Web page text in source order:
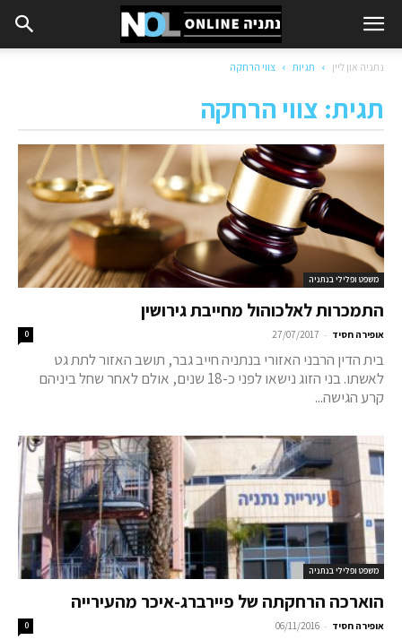
נתניה און ליין תגיות צווי הרחקה
תגית: צווי הרחקה
משפט ופלילי בנתניה
התמכרות לאלכוהול מחייבת גירושין
אופירה חסיד -
27/07/2017
0
בית הדין הרבני האזורי בנתניה חייב גבר, תושב האזור לתת גט
לאשתו. בני הזוג נישאו לפני כ-18 שנים, אולם לאחר שחל ביניהם
קרע הגישה...
משפט ופלילי בנתניה
הוארכה הרחקתה של פיירברג-איכר מהעירייה
אופירה חסיד -
06/11/2016
0